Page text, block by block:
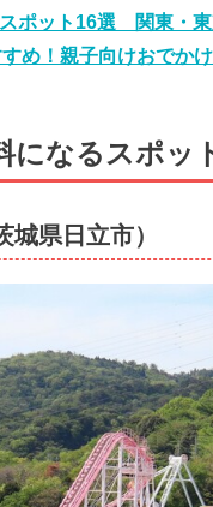
スポット16選 関東・
め！親子向けおでか
になるスポッ
県日立市）